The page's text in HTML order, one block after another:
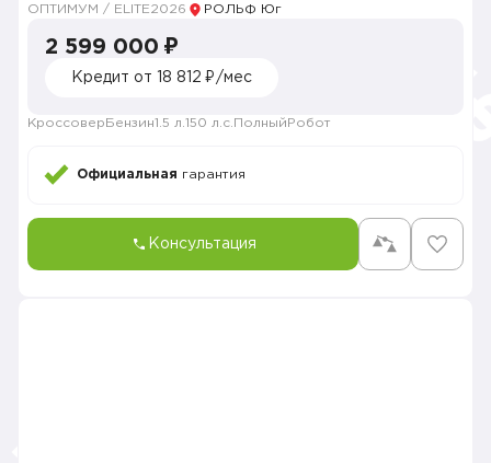
ОПТИМУМ / ELITE2026 РОЛЬФ Юг
2 599 000 ₽
Кредит от 18 812 ₽/мес
Кроссовер Бензин1.5 л. 150 л.с. Полный Робот
Официальная гарантия
Консультация